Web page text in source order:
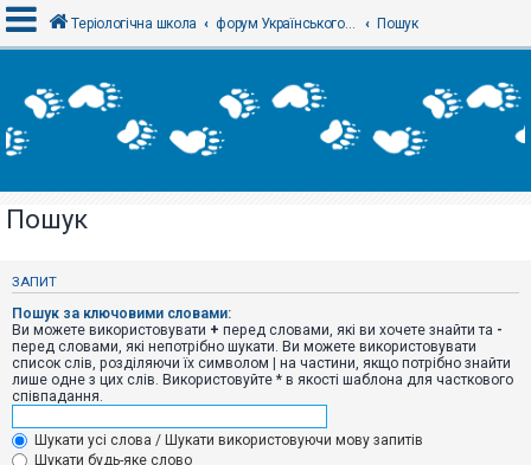
х
і
Р
с
р
а
ц
і
я
Т
Теріологічна школа форум Українського теріологічного товариства Пошук
Пошук
ЗАПИТ
Пошук за ключовими словами:
Ви можете використовувати + перед словами, які ви хочете знайти та -
перед словами, які непотрібно шукати. Ви можете використовувати
список слів, розділяючи їх символом | на частини, якщо потрібно знайти
лише одне з цих слів. Використовуйте * в якості шаблона для часткового
співпадання.
Шукати усі слова / Шукати використовуючи мову запитів
Шукати будь-яке слово